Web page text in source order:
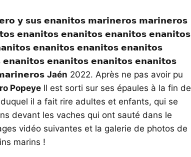
𝘆 𝘀𝘂𝘀 𝗲𝗻𝗮𝗻𝗶𝘁𝗼𝘀 𝗺𝗮𝗿𝗶𝗻𝗲𝗿𝗼𝘀 𝗺𝗮𝗿𝗶𝗻𝗲𝗿𝗼𝘀
𝗲𝗻𝗮𝗻𝗶𝘁𝗼𝘀 𝗲𝗻𝗮𝗻𝗶𝘁𝗼𝘀 𝗲𝗻𝗮𝗻𝗶𝘁𝗼𝘀 𝗲𝗻𝗮𝗻𝗶𝘁𝗼𝘀
𝗲𝗻𝗮𝗻𝗶𝘁𝗼𝘀 𝗲𝗻𝗮𝗻𝗶𝘁𝗼𝘀 𝗲𝗻𝗮𝗻𝗶𝘁𝗼𝘀
𝗲𝗻𝗮𝗻𝗶𝘁𝗼𝘀 𝗲𝗻𝗮𝗻𝗶𝘁𝗼𝘀 𝗲𝗻𝗮𝗻𝗶𝘁𝗼𝘀
Jaén 2022. Après ne pas avoir pu
Popeye Il est sorti sur ses épaules à la fin de
il a fait rire adultes et enfants, qui se
devant les vaches qui ont sauté dans le
vidéo suivantes et la galerie de photos de
marins !